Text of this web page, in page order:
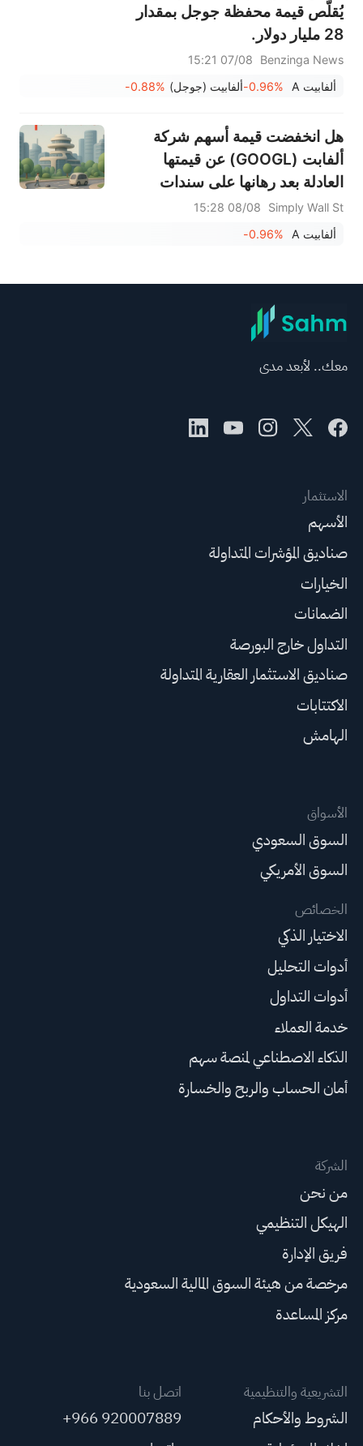
يُقلّص قيمة محفظة جوجل بمقدار
28 مليار دولار.
Benzinga News
07/08 15:21
ألفابيت A
-0.96%ألفابيت (جوجل) -0.88%
هل انخفضت قيمة أسهم شركة
ألفابت (GOOGL) عن قيمتها
العادلة بعد رهانها على سندات
الذكاء الاصطناعي؟
Simply Wall St
08/08 15:28
ألفابيت A
-0.96%
معك.. لأبعد مدى
الاستثمار
الأسهم
صناديق المؤشرات المتداولة
الخيارات
الضمانات
التداول خارج البورصة
صناديق الاستثمار العقارية المتداولة
الاكتتابات
الهامش
الأسواق
السوق السعودي
السوق الأمريكي
الخصائص
الاختيار الذكي
أدوات التحليل
أدوات التداول
خدمة العملاء
الذكاء الاصطناعي لمنصة سهم
أمان الحساب والربح والخسارة
الشركة
من نحن
الهيكل التنظيمي
فريق الإدارة
مرخصة من هيئة السوق المالية السعودية
مركز المساعدة
التشريعية والتنظيمية
الشروط والأحكام
اتصل بنا
+966 920007889